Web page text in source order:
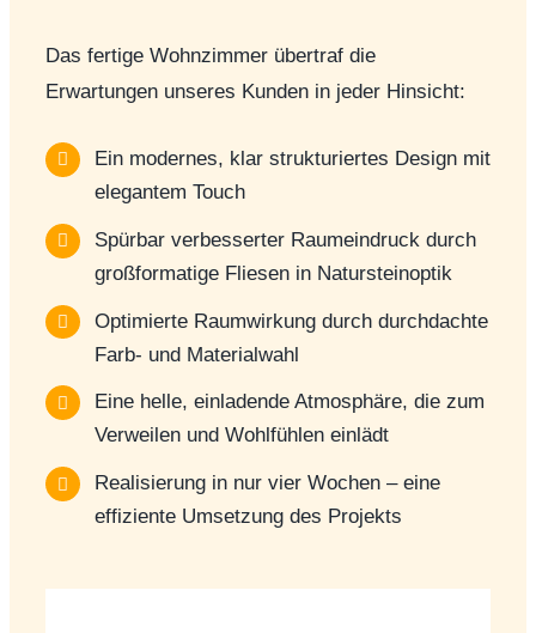
Das fertige Wohnzimmer übertraf die
Erwartungen unseres Kunden in jeder Hinsicht:
Ein modernes, klar strukturiertes Design mit
elegantem Touch
Spürbar verbesserter Raumeindruck durch
großformatige Fliesen in Natursteinoptik
Optimierte Raumwirkung durch durchdachte
Farb- und Materialwahl
Eine helle, einladende Atmosphäre, die zum
Verweilen und Wohlfühlen einlädt
Realisierung in nur vier Wochen – eine
effiziente Umsetzung des Projekts